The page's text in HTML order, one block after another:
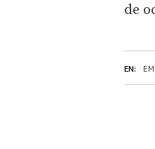
EN:
de